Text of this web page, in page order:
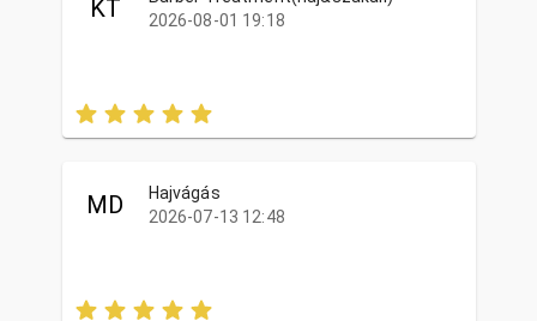
KT
2026-08-01 19:18
MD
Hajvágás
2026-07-13 12:48